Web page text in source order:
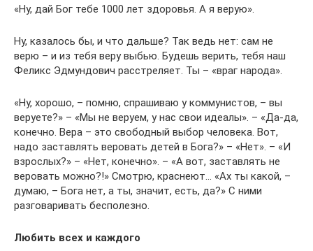
«Ну, дай Бог тебе 1000 лет здоровья. А я верую».
Ну, казалось бы, и что дальше? Так ведь нет: сам не
верю – и из тебя веру выбью. Будешь верить, тебя наш
Феликс Эдмундович расстреляет. Ты – «враг народа».
«Ну, хорошо, – помню, спрашиваю у коммунистов, – вы
веруете?» – «Мы не веруем, у нас свои идеалы». – «Да-да,
конечно. Вера – это свободный выбор человека. Вот,
надо заставлять веровать детей в Бога?» – «Нет». – «И
взрослых?» – «Нет, конечно». – «А вот, заставлять не
веровать можно?!» Смотрю, краснеют… «Ах ты какой, –
думаю, – Бога нет, а ты, значит, есть, да?» С ними
разговаривать бесполезно.
Любить всех и каждого